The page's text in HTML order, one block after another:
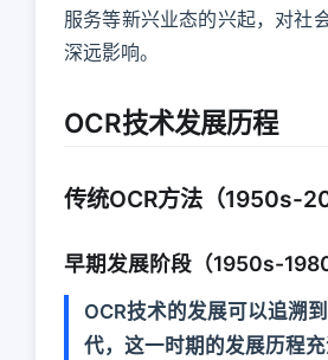
服务等新兴业态的兴起，对社
深远影响。
OCR技术发展历程
传统OCR方法（1950s-
早期发展阶段（1950s-
OCR技术的发展可以追溯
代，这一时期的发展历程